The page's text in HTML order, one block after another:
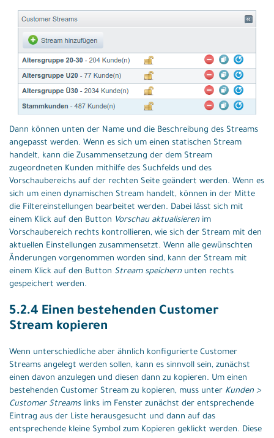
Dann können unten der Name und die Beschreibung des Streams
angepasst werden. Wenn es sich um einen statischen Stream
handelt, kann die Zusammensetzung der dem Stream
zugeordneten Kunden mithilfe des Suchfelds und des
Vorschaubereichs auf der rechten Seite geändert werden. Wenn es
sich um einen dynamischen Stream handelt, können in der Mitte
die Filtereinstellungen bearbeitet werden. Dabei lässt sich mit
einem Klick auf den Button Vorschau aktualisieren im
Vorschaubereich rechts kontrollieren, wie sich der Stream mit den
aktuellen Einstellungen zusammensetzt. Wenn alle gewünschten
Änderungen vorgenommen worden sind, kann der Stream mit
einem Klick auf den Button Stream speichern unten rechts
gespeichert werden.
5.2.4 Einen bestehenden Customer
Stream kopieren
Wenn unterschiedliche aber ähnlich konfigurierte Customer
Streams angelegt werden sollen, kann es sinnvoll sein, zunächst
einen davon anzulegen und diesen dann zu kopieren. Um einen
bestehenden Customer Stream zu kopieren, muss unter Kunden >
Customer Streamslinks im Fenster zunächst der entsprechende
Eintrag aus der Liste herausgesucht und dann auf das
entsprechende kleine Symbol zum Kopieren geklickt werden. Diese